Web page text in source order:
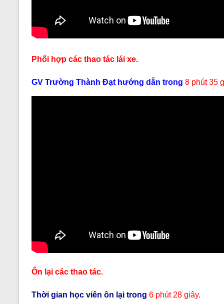
Phối hợp các thao tác lái xe.
GV Trường Thành Đạt hướng dẫn trong 8 phút 35
Ôn lại các thao tác.
Thời gian học viên ôn lại trong 6 phút 28 giây.